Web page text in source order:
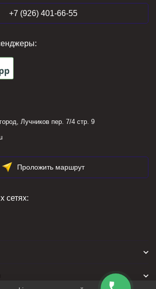
+7 (926) 401-66-55
Лучников пер. 7/4 стр. 9
Проложить маршрут
сетях: